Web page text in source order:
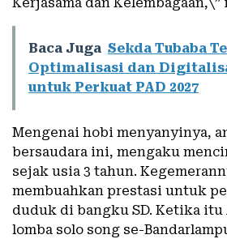
Kerjasama dan Kelembagaan,\”
Baca Juga Sekda Tubaba
Optimalisasi dan
untuk Perkuat PAD 2027
Mengenai hobi menyanyinya,
bersaudara ini, mengaku
sejak usia 3 tahun.
membuahkan prestasi untuk
duduk di bangku SD. Ketika
lomba solo song se-